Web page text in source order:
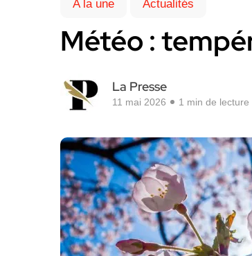
A la une Actualités
Météo :
La Presse
11 mai 2026 1 min de lecture